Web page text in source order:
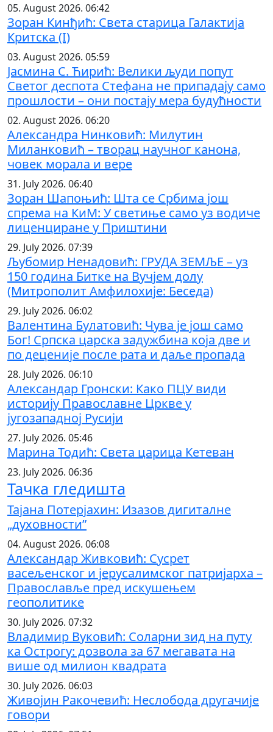
05. August 2026. 06:42
Зоран Кинђић: Света старица Галактија
Критска (I)
03. August 2026. 05:59
Јасмина С. Ћирић: Велики људи попут
Светог деспота Стефана не припадају само
прошлости – они постају мера будућности
02. August 2026. 06:20
Александра Нинковић: Милутин
Миланковић – творац научног канона,
човек морала и вере
31. July 2026. 06:40
Зоран Шапоњић: Шта се Србима још
спрема на КиМ: У светиње само уз водиче
лиценциране у Приштини
29. July 2026. 07:39
Љубомир Ненадовић: ГРУДА ЗЕМЉЕ – уз
150 година Битке на Вучјем долу
(Митрополит Амфилохије: Беседа)
29. July 2026. 06:02
Валентина Булатовић: Чува је још само
Бог! Српска царска задужбина која две и
по деценије после рата и даље пропада
28. July 2026. 06:10
Александар Гронски: Како ПЦУ види
историју Православне Цркве у
југозападној Русији
27. July 2026. 05:46
Марина Тодић: Света царица Кетеван
23. July 2026. 06:36
Тачка гледишта
Тајана Потерјахин: Изазов дигиталне
„духовности”
04. August 2026. 06:08
Александар Живковић: Сусрет
васељенског и јерусалимског патријарха –
Православље пред искушењем
геополитике
30. July 2026. 07:32
Владимир Вуковић: Соларни зид на путу
ка Острогу: дозвола за 67 мегавата на
више од милион квадрата
30. July 2026. 06:03
Живојин Ракочевић: Неслобода другачије
говори